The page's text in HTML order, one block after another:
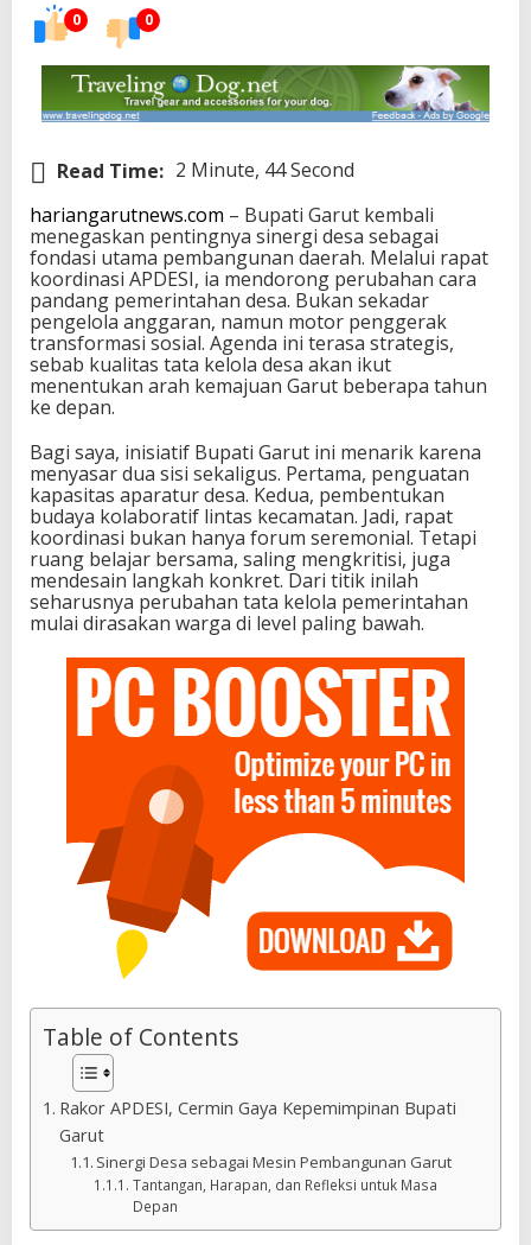
0 0
Read Time: 2 Minute, 44 Second
hariangarutnews.com – Bupati Garut kembali
menegaskan pentingnya sinergi desa sebagai
fondasi utama pembangunan daerah. Melalui rapat
koordinasi APDESI, ia mendorong perubahan cara
pandang pemerintahan desa. Bukan sekadar
pengelola anggaran, namun motor penggerak
transformasi sosial. Agenda ini terasa strategis,
sebab kualitas tata kelola desa akan ikut
menentukan arah kemajuan Garut beberapa tahun
ke depan.
Bagi saya, inisiatif Bupati Garut ini menarik karena
menyasar dua sisi sekaligus. Pertama, penguatan
kapasitas aparatur desa. Kedua, pembentukan
budaya kolaboratif lintas kecamatan. Jadi, rapat
koordinasi bukan hanya forum seremonial. Tetapi
ruang belajar bersama, saling mengkritisi, juga
mendesain langkah konkret. Dari titik inilah
seharusnya perubahan tata kelola pemerintahan
mulai dirasakan warga di level paling bawah.
Table of Contents
Rakor APDESI, Cermin Gaya Kepemimpinan Bupati
Garut
Sinergi Desa sebagai Mesin Pembangunan Garut
Tantangan, Harapan, dan Refleksi untuk Masa
Depan